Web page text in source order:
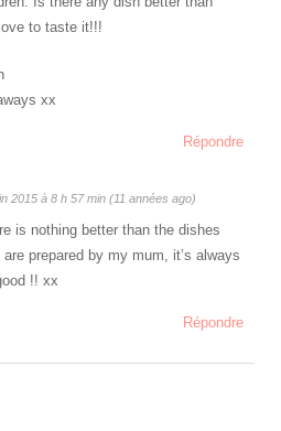
to taste it!!!
xx
Répondre
2015 à 8 h 57 min (11 années ago)
is nothing better than the dishes
are prepared by my mum, it’s always
!! xx
Répondre